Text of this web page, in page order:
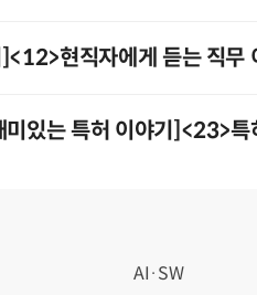
현직자에게 듣는 직무
미있는 특허 이야기]<23>특
AI·SW